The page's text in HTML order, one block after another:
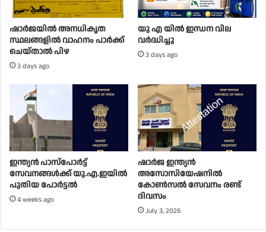
ഷാർജയിൽ അനധികൃത
സ്ഥലങ്ങളിൽ വാഹനം പാർക്ക്
ചെയ്താൽ പിഴ
3 days ago
യു എ യിൽ ഇന്ധന വില
വർദ്ധിച്ചു
3 days ago
ഇന്ത്യൻ പാസ്പോർട്ട്
സേവനങ്ങൾക്ക് യു.എ.ഇയിൽ
പുതിയ പോർട്ടൽ
4 weeks ago
ഷാർജ ഇന്ത്യൻ
അസോസിയേഷനിൽ
കോൺസൽ സേവനം രണ്ട്
ദിവസം
July 3, 2026